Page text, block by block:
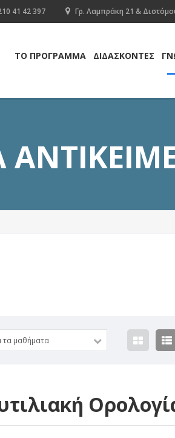
Γρ. Λαμπράκη 21 &
41 42 397
ΤΟ ΠΡΟΓΡΑΜΜΑ ΔΙΔΑΣΚΟΝΤΕΣ
τα μαθήματα